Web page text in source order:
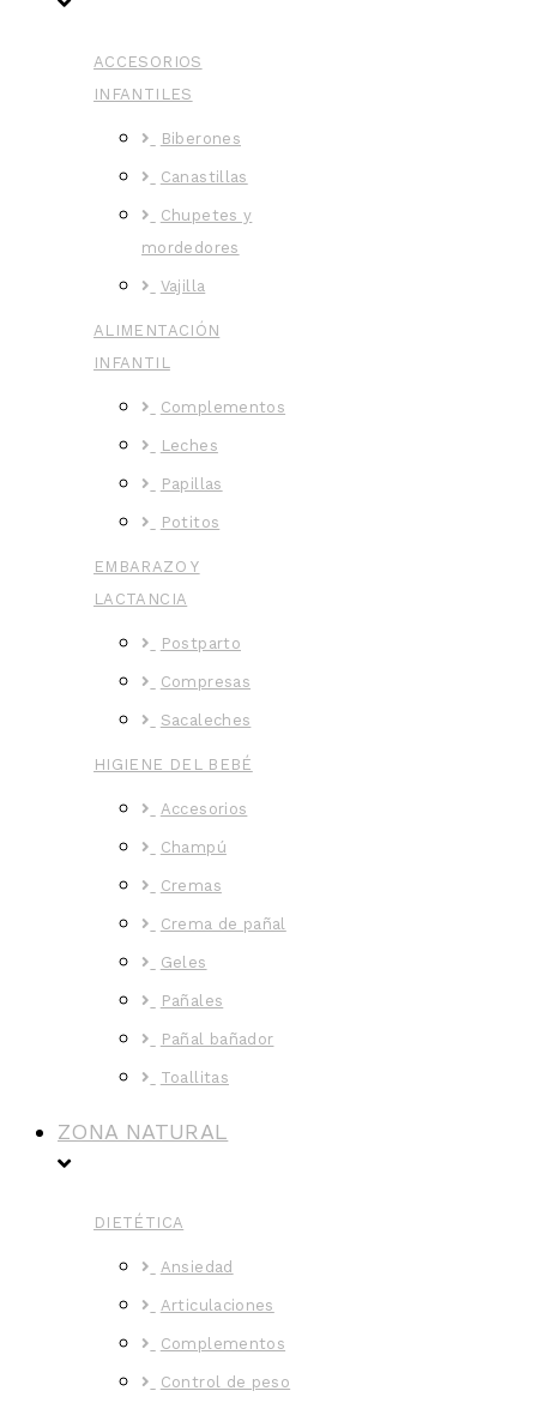
ACCESORIOS
INFANTILES
Biberones
Canastillas
Chupetes y
mordedores
Vajilla
ALIMENTACIÓN
INFANTIL
Complementos
Leches
Papillas
Potitos
EMBARAZO Y
LACTANCIA
Postparto
Compresas
Sacaleches
HIGIENE DEL BEBÉ
Accesorios
Champú
Cremas
Crema de pañal
Geles
Pañales
Pañal bañador
Toallitas
ZONA NATURAL
DIETÉTICA
Ansiedad
Articulaciones
Complementos
Control de peso